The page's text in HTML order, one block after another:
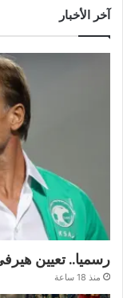
آخر الأخبار
رسميا.. تعيين
منذ 18 ساعة